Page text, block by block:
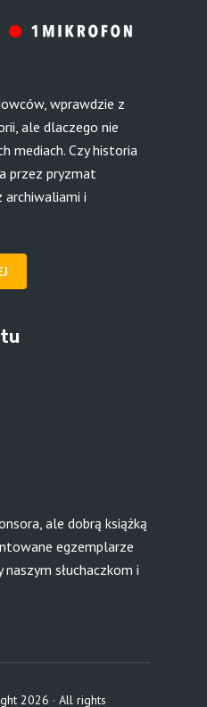
wprawdzie z
ale dlaczego nie
mediach. Czy historia
przez pryzmat
archiwaliami i
ale dobrą książką
egzemplarze
słuchaczkom i
2026 · All rights